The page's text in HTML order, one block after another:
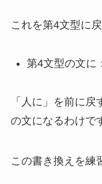
これを第4文型に戻
第4文型の文に
「人に」を前に
の文になるわけで
この書き換えを練